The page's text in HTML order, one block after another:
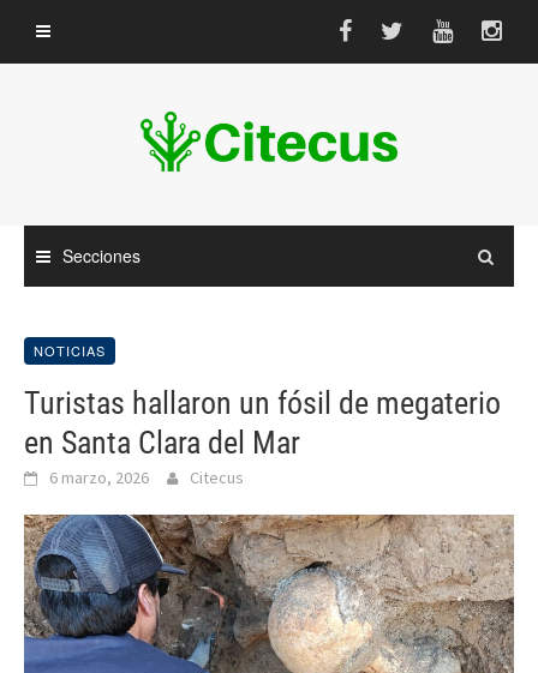
contenido
Secciones
NOTICIAS
Turistas hallaron un fósil de megaterio
en Santa Clara del Mar
6 marzo, 2026 Citecus